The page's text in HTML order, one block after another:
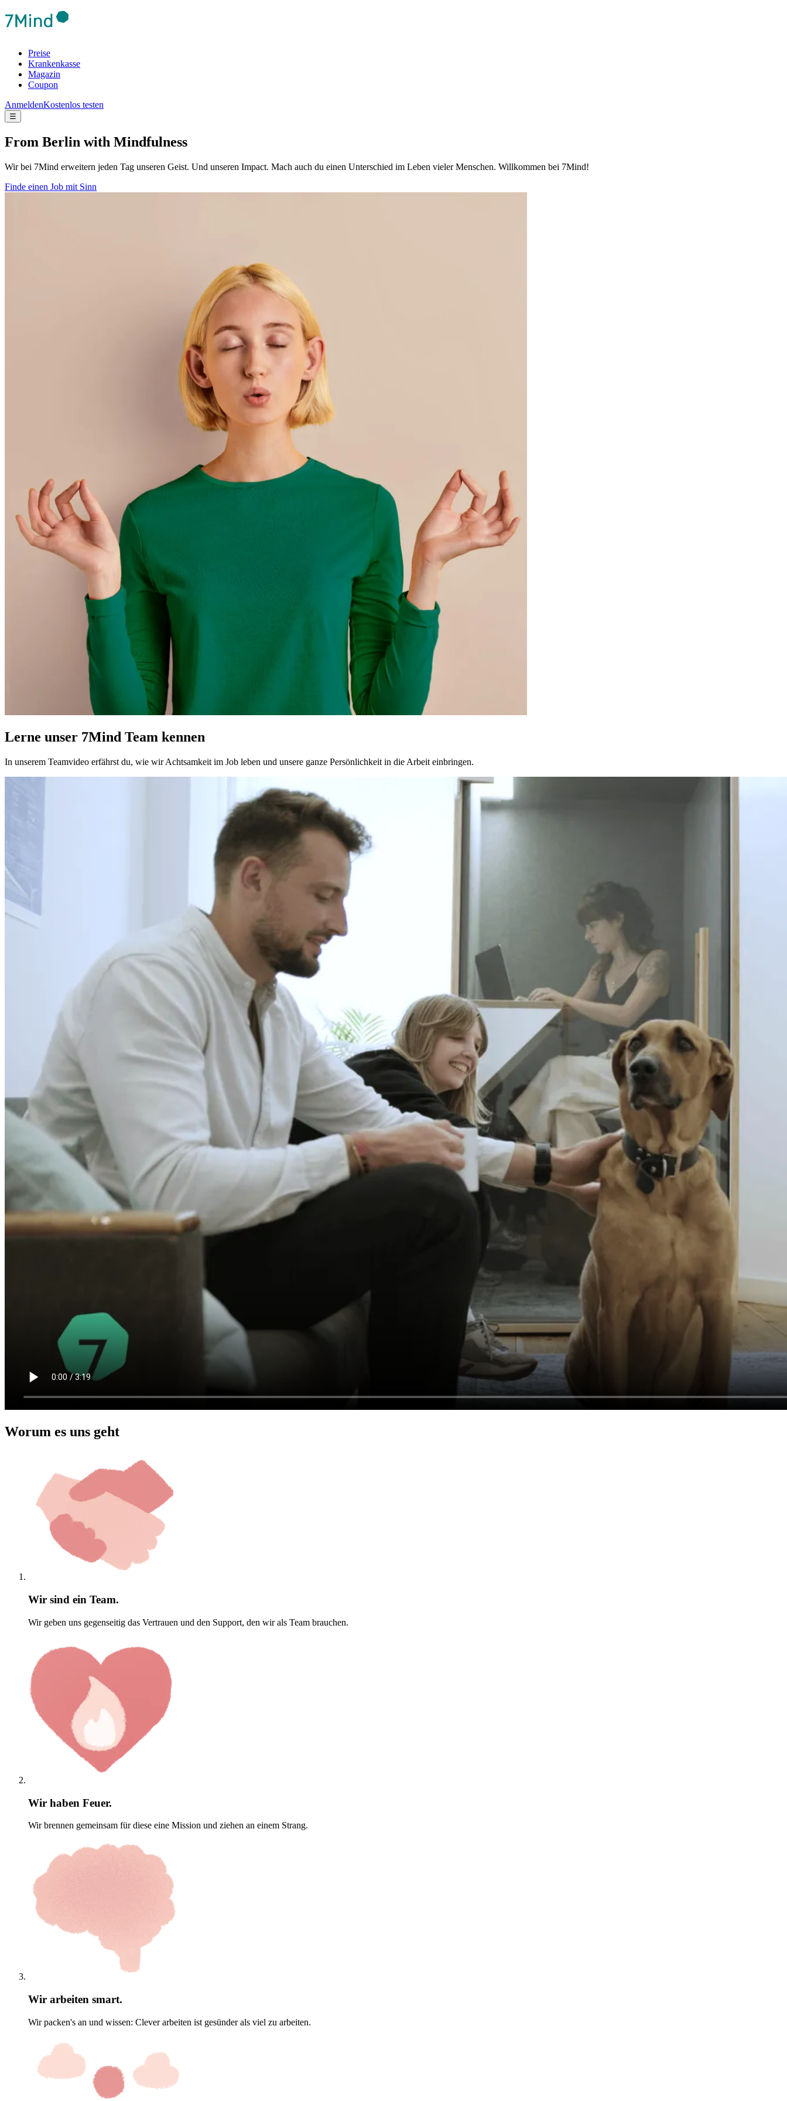
Preise
Krankenkasse
Magazin
Coupon
AnmeldenKostenlos testen
☰
From Berlin with Mindfulness
Wir bei 7Mind erweitern jeden Tag unseren Geist. Und unseren Impact. Mach auch du einen Unterschied im Leben vieler Menschen. Willkommen bei 7Mind!
Finde einen Job mit Sinn
Lerne unser 7Mind Team kennen
In unserem Teamvideo erfährst du, wie wir Achtsamkeit im Job leben und unsere ganze Persönlichkeit in die Arbeit einbringen.
Worum es uns geht
Wir sind ein Team.
Wir geben uns gegenseitig das Vertrauen und den Support, den wir als Team brauchen.
Wir haben Feuer.
Wir brennen gemeinsam für diese eine Mission und ziehen an einem Strang.
Wir arbeiten smart.
Wir packen's an und wissen: Clever arbeiten ist gesünder als viel zu arbeiten.